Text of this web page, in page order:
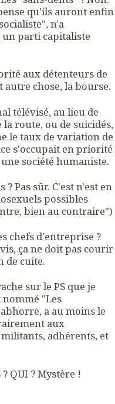
qu'ils auront enfin
n'a
un parti capitaliste
aux détenteurs de
chose, la bourse.
télévisé, au lieu de
route, ou de suicidés,
le taux de variation de
s'occupait en priorité
société humaniste.
? Pas sûr. C'est n'est en
possibles
bien au contraire")
chefs d'entreprise ?
ça ne doit pas courir
de cuite.
sur le PS que je
"Les
a au moins le
aux
adhérents, et
QUI ? Mystère !